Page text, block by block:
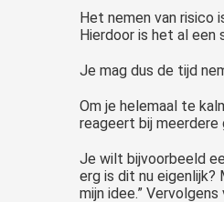
Het nemen van risico
Hierdoor is het al een
Je mag dus de tijd
Om je helemaal te
reageert bij meerdere
Je wilt bijvoorbeeld
erg is dit nu eigenlijk?
mijn idee.”